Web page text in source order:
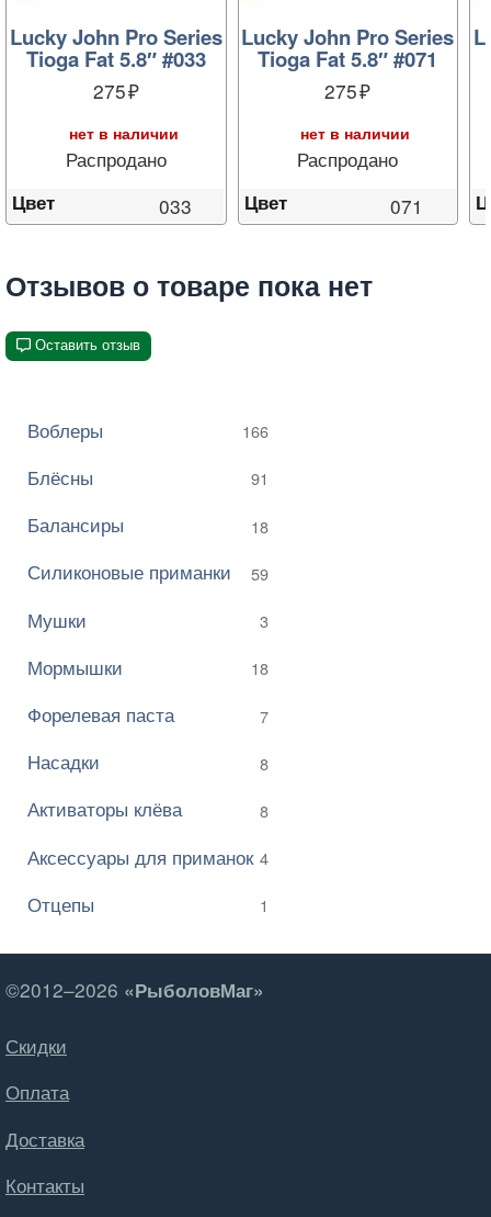
Lucky John Pro Series
Tioga Fat 5.8″ #033
275
нет в наличии
Распродано
Цвет 033
Lucky John Pro Series
Tioga Fat 5.8″ #071
275
нет в наличии
Распродано
Цвет 071
Отзывов о товаре пока нет
Оставить отзыв
Воблеры 166
Блёсны 91
Балансиры 18
Силиконовые приманки 59
Мушки 3
Мормышки 18
Форелевая паста 7
Насадки 8
Активаторы клёва 8
Аксессуары для приманок 4
Отцепы 1
©2012–2026 «РыболовМаг»
Скидки
Оплата
Доставка
Контакты